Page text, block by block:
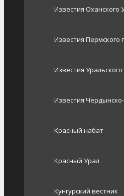
Известия Оханского
Известия Пермского
Известия
Известия
Красный набат
Красный Урал
Кунгурский вестник